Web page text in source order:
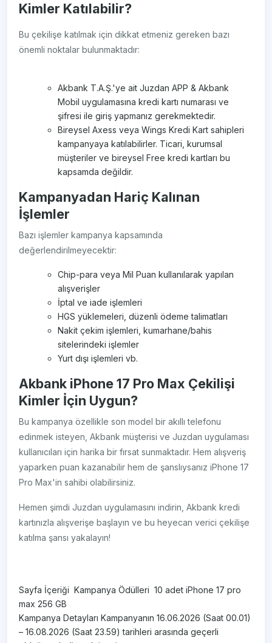
Kimler Katılabilir?
Bu çekilişe katılmak için dikkat etmeniz gereken bazı
önemli noktalar bulunmaktadır:
Akbank T.A.Ş.'ye ait Juzdan APP & Akbank
Mobil uygulamasına kredi kartı numarası ve
şifresi ile giriş yapmanız gerekmektedir.
Bireysel Axess veya Wings Kredi Kart sahipleri
kampanyaya katılabilirler. Ticari, kurumsal
müşteriler ve bireysel Free kredi kartları bu
kapsamda değildir.
Kampanyadan Hariç Kalınan
İşlemler
Bazı işlemler kampanya kapsamında
değerlendirilmeyecektir:
Chip-para veya Mil Puan kullanılarak yapılan
alışverişler
İptal ve iade işlemleri
HGS yüklemeleri, düzenli ödeme talimatları
Nakit çekim işlemleri, kumarhane/bahis
sitelerindeki işlemler
Yurt dışı işlemleri vb.
Akbank iPhone 17 Pro Max Çekilişi
Kimler İçin Uygun?
Bu kampanya özellikle son model bir akıllı telefonu
edinmek isteyen, Akbank müşterisi ve Juzdan uygulaması
kullanıcıları için harika bir fırsat sunmaktadır. Hem alışveriş
yaparken puan kazanabilir hem de şanslıysanız iPhone 17
Pro Max'in sahibi olabilirsiniz.
Hemen şimdi Juzdan uygulamasını indirin, Akbank kredi
kartınızla alışverişe başlayın ve bu heyecan verici çekilişe
katılma şansı yakalayın!
Sayfa İçeriği ​​​​​​​​​​​​​​​​​​​​​​​​​​ ​​​​​​​​​​​​​​​​​​​​​​​Kampanya Ödülleri ​ 10 adet iPhone 17 pro
max 256 GB
​​​​​​​​​​​Kampanya Detayları Kampanyanın 16.06.2026 (Saat 00.01)
– 16.08.2026 (Saat 23.59) tarihleri arasında geçerli